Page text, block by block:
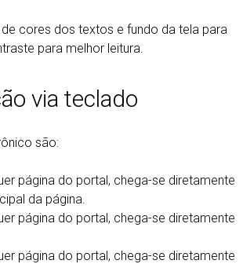
cores dos textos e fundo da tela para
para melhor leitura.
via teclado
são:
página do portal, chega-se diretamente
da página.
página do portal, chega-se diretamente
página do portal, chega-se diretamente